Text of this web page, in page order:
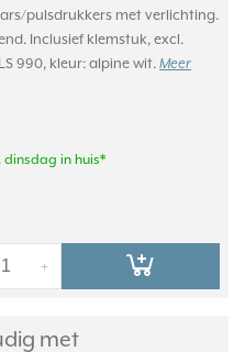
pulsdrukkers met verlichting.
Inclusief klemstuk, excl.
990, kleur: alpine wit. Meer
dinsdag in huis*
+
met